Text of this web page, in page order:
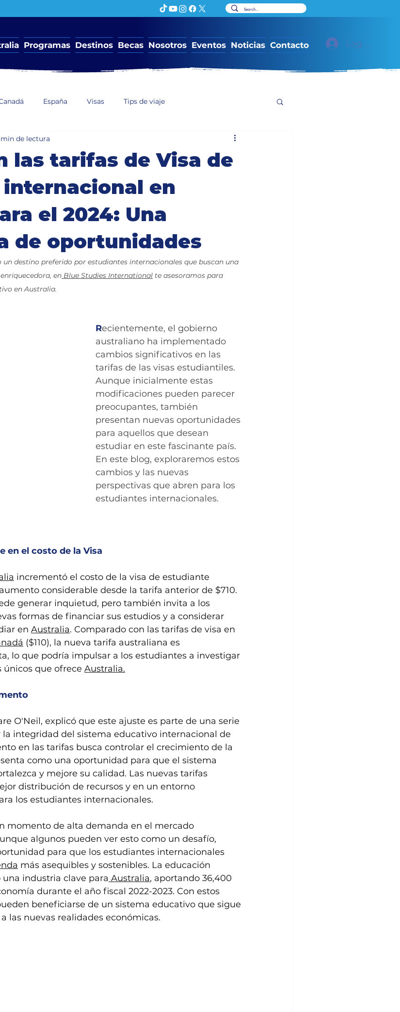
Programas Destinos Becas Nosotros Eventos Noticias Contacto Log In
España Visas Tips de viaje
las tarifas de Visa de
en
el 2024: Una
de oportunidades
de lectura
destino preferido por estudiantes internacionales que buscan una
en Blue Studies International te asesoramos para
en Australia.
Recientemente, el gobierno
australiano ha implementado
cambios significativos en las
tarifas de las visas estudiantiles.
Aunque inicialmente estas
modificaciones pueden parecer
preocupantes, también
presentan nuevas oportunidades
para aquellos que desean
estudiar en este fascinante país.
En este blog, exploraremos estos
cambios y las nuevas
perspectivas que abren para los
estudiantes internacionales.
en el costo de la Visa
incrementó el costo de la visa de estudiante
considerable desde la tarifa anterior de $710.
generar inquietud, pero también invita a los
formas de financiar sus estudios y a considerar
en Australia. Comparado con las tarifas de visa en
($110), la nueva tarifa australiana es
lo que podría impulsar a los estudiantes a investigar
únicos que ofrece Australia.
O'Neil, explicó que este ajuste es parte de una serie
integridad del sistema educativo internacional de
en las tarifas busca controlar el crecimiento de la
como una oportunidad para que el sistema
y mejore su calidad. Las nuevas tarifas
distribución de recursos y en un entorno
los estudiantes internacionales.
momento de alta demanda en el mercado
algunos pueden ver esto como un desafío,
para que los estudiantes internacionales
más asequibles y sostenibles. La educación
industria clave para Australia, aportando 36,400
durante el año fiscal 2022-2023. Con estos
beneficiarse de un sistema educativo que sigue
las nuevas realidades económicas.